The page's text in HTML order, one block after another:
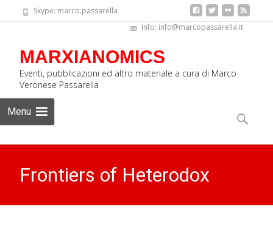
Skype: marco.passarella
Info: info@marcopassarella.it
MARXIANOMICS
Eventi, pubblicazioni ed altro materiale a cura di Marco
Veronese Passarella
Menu
to
content
Ricerca
Frontiers of Heterodox